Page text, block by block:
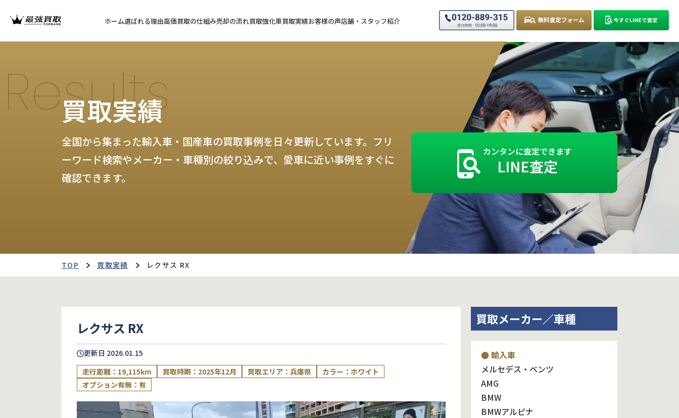
ホーム選ばれる理由高価買取の仕組み売却の流れ買取強化車買取実績お客様の声店舗・スタッフ紹介
Results
買取実績
全国から集まった輸入車・国産車の買取事例を日々更新しています。フリ
ーワード検索やメーカー・車種別の絞り込みで、愛車に近い事例をすぐに
確認できます。
カンタンに査定できます
LINE査定
TOP 買取実績 レクサス RX
レクサス RX
更新日 2026.01.15
走行距離：19,115km
買取時期：2025年12月 買取エリア：兵庫県
カラー：ホワイト
オプション有無：有
買取メーカー／車種
● 輸入車
メルセデス・ベンツ
AMG
BMW
BMWアルピナ